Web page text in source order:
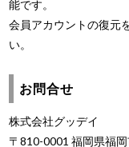
能です。
会員アカウントの復元
い。
お問合せ
株式会社グッデイ
〒810-0001 福岡県福